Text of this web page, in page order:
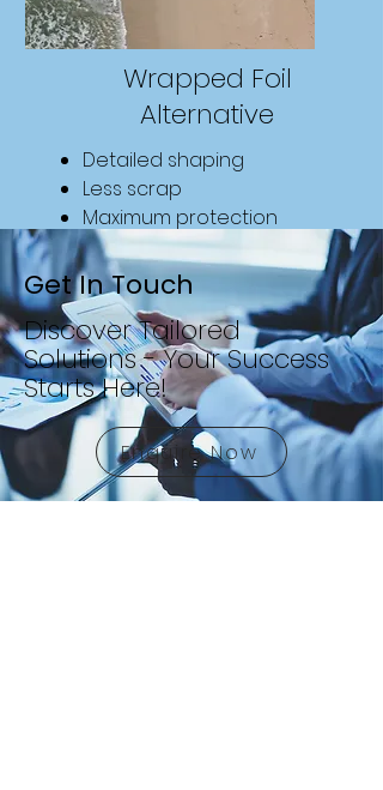
Wrapped Foil
Alternative
Detailed shaping
Less scrap
Maximum protection
Improved Aesthetics
Enhanced Readability
Find Out More
Get In Touch
Discover Tailored
Solutions - Your Success
Starts Here!
Enquire Now